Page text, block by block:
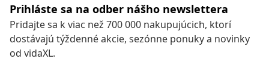
Prihláste sa na odber nášho newslettera
Pridajte sa k viac než 700 000 nakupujúcich, ktorí
dostávajú týždenné akcie, sezónne ponuky a novinky
od vidaXL.